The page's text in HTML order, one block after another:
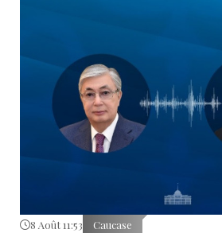
8 Août 11:53 Caucase